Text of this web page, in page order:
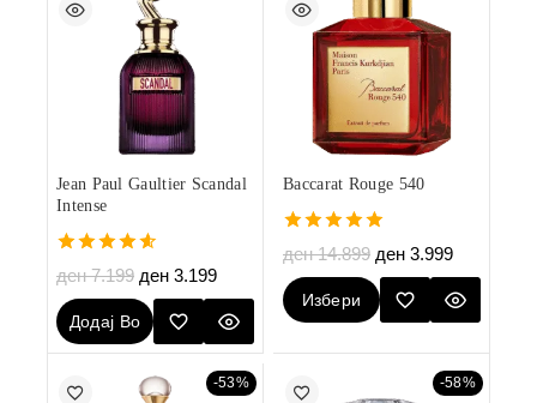
Jean Paul Gaultier Scandal
Intense
4.60
out of 5
ден7.199 ден 3.199
Додај Во
Кошничка
Baccarat Rouge 540
5.00
out of 5
ден14.899 ден 3.999
Избери
-53% -58%